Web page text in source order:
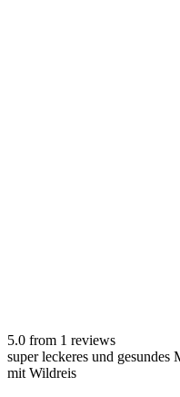
5.0 from 1 reviews
super leckeres und
mit Wildreis